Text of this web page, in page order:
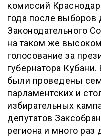
комиссий
года после выборов
Законодательного
на таком же
голосование за
губернатора Кубани.
были проведены
парламентских и
избирательных
депутатов
региона и много раз